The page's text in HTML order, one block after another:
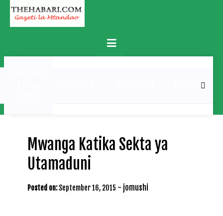
Skip
content
Primary
Menu
MICHEZO
Mwanga Katika Sekta ya
Utamaduni
Posted on: September 16, 2015 - jomushi